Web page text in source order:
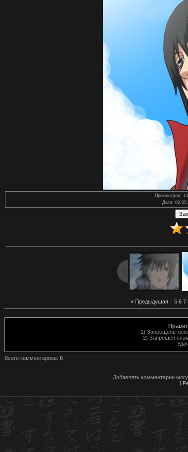
Просмотров:
Дата:
« Предыдущая | 5 6 7
1) Запрещены
2) Запрещён
Всего комментариев: 0
Добавлять комментарии
[